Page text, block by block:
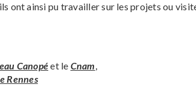
ont ainsi pu travailler sur les projets ou
Canopéet le Cnam,
Rennes